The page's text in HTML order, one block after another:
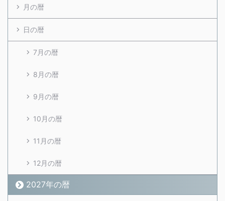
月の暦
日の暦
7月の暦
8月の暦
9月の暦
10月の暦
11月の暦
12月の暦
2027年の暦